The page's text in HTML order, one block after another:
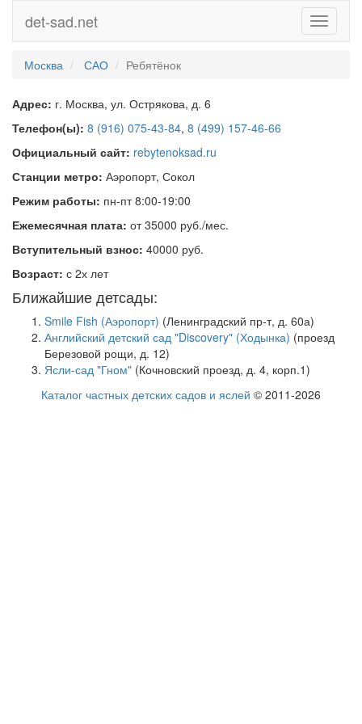
Toggle
det-sad.net
Москва САО Ребятёнок
Адрес: г. Москва, ул. Острякова, д. 6
Телефон(ы): 8 (916) 075-43-84, 8 (499) 157-46-66
Официальный сайт: rebytenoksad.ru
Станции метро: Аэропорт, Сокол
Режим работы: пн-пт 8:00-19:00
Ежемесячная плата: от 35000 руб./мес.
Вступительный взнос: 40000 руб.
Возраст: с 2х лет
Ближайшие детсады:
Smile Fish (Аэропорт) (Ленинградский пр-т, д. 60а)
Английский детский сад "Discovery" (Ходынка) (проезд
Березовой рощи, д. 12)
Ясли-сад "Гном" (Кочновский проезд, д. 4, корп.1)
Каталог частных детских садов и яслей © 2011-2026